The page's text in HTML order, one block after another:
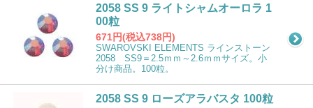
2058 SS 9 ライトシャムオーロラ 1
00粒
671円(税込738円)
SWAROVSKI ELEMENTS ラインストーン
2058 SS9＝2.5ｍｍ～2.6ｍｍサイズ。小
分け商品。100粒。
2058 SS 9 ローズアラバスタ 100粒